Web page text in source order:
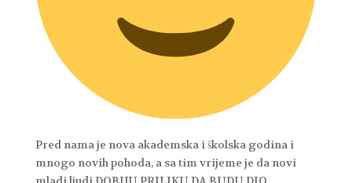
Pred nama je nova akademska i školska godina i
mnogo novih pohoda, a sa tim vrijeme je da novi